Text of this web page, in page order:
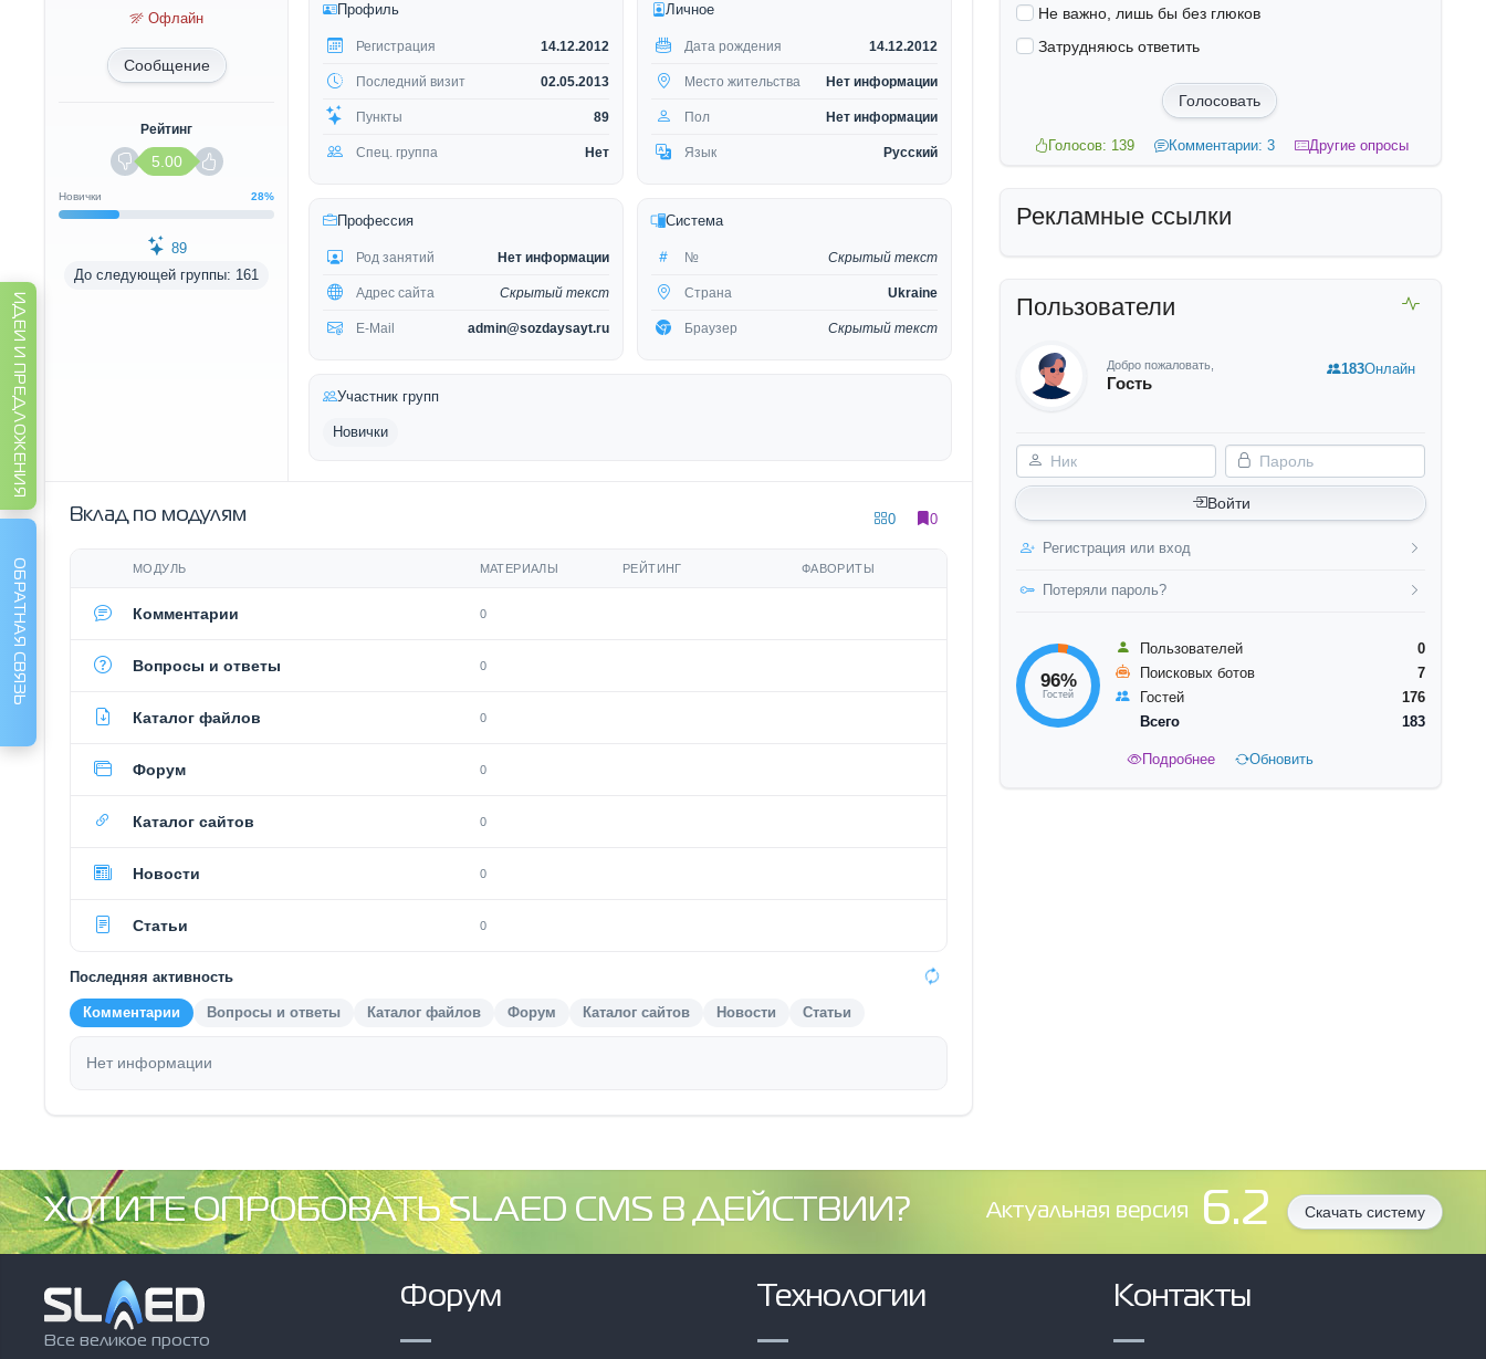
Офлайн
Сообщение
Рейтинг
5.00
Новички 28%
89
До следующей группы: 161
Профиль
Регистрация 14.12.2012
Последний визит 02.05.2013
Пункты 89
Спец. группа Нет
Личное
Дата рождения 14.12.2012
Место жительства Нет информации
Пол Нет информации
Язык Русский
Профессия
Род занятий Нет информации
Адрес сайта Скрытый текст
E-Mail admin@sozdaysayt.ru
Система
№ Скрытый текст
Страна Ukraine
Браузер Скрытый текст
Участник групп
Новички
Вклад по модулям 0 0
МОДУЛЬ МАТЕРИАЛЫ РЕЙТИНГ ФАВОРИТЫ
Комментарии 0
Вопросы и ответы 0
Каталог файлов 0
Форум 0
Каталог сайтов 0
Новости 0
Статьи 0
Последняя активность
Комментарии Вопросы и ответы Каталог файлов Форум Каталог сайтов Новости Статьи
Нет информации
Не важно, лишь бы без глюков
Затрудняюсь ответить
Голосовать
Голосов: 139 Комментарии: 3 Другие опросы
Рекламные ссылки
Пользователи
Добро пожаловать,
Гость
Ник Пароль
Войти
Регистрация или вход
Потеряли пароль?
183Онлайн
96%
Гостей
Пользователей
0
Поисковых ботов
7
Гостей
176
Всего
183
Подробнее Обновить
ХОТИТЕ ОПРОБОВАТЬ SLAED CMS В ДЕЙСТВИИ? Aктуальная версия 6.2 Скачать систему
Все великое просто
Форум Технологии Контакты
ИДЕИ И ПРЕДЛОЖЕНИЯ
ОБРАТНАЯ СВЯЗЬ